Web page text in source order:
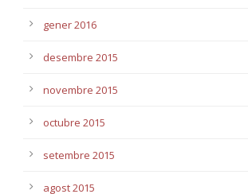
gener 2016
desembre 2015
novembre 2015
octubre 2015
setembre 2015
agost 2015